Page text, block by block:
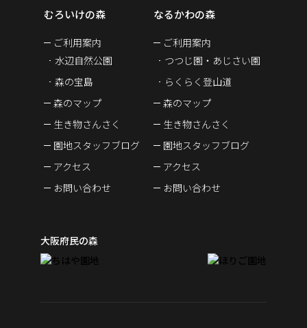
むろいけの森
ご利用案内
水辺自然公園
森の宝島
森のマップ
生き物さんさく
園地スタッフブログ
アクセス
お問い合わせ
なるかわの森
ご利用案内
つつじ園・あじさい園
らくらく登山道
森のマップ
生き物さんさく
園地スタッフブログ
アクセス
お問い合わせ
大阪府民の森